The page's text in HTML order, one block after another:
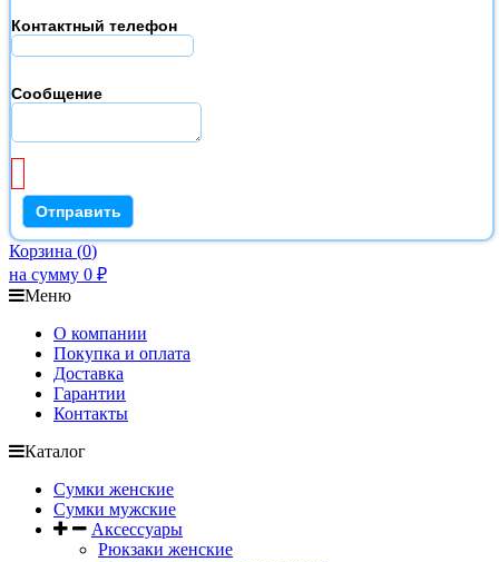
Контактный телефон
Сообщение
Корзина (0)
на сумму 0 ₽
Меню
О компании
Покупка и оплата
Доставка
Гарантии
Контакты
Каталог
Сумки женские
Сумки мужские
Аксессуары
Рюкзаки женские